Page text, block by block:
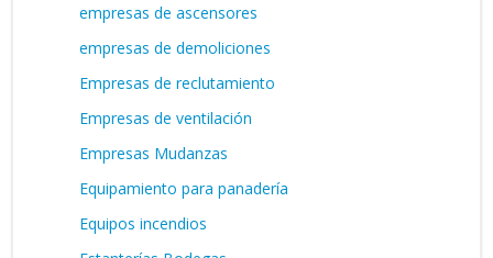
empresas de ascensores
empresas de demoliciones
Empresas de reclutamiento
Empresas de ventilación
Empresas Mudanzas
Equipamiento para panadería
Equipos incendios